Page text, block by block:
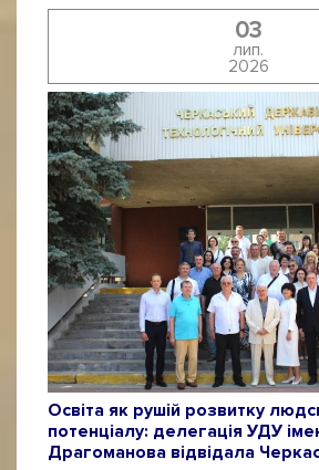
03
лип.
2026
Освіта як рушій розвитку
потенціалу: делегація УДУ
Драгоманова відвідала